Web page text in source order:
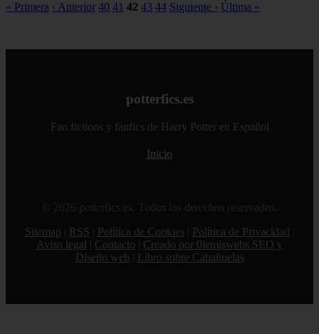
« Primera ‹ Anterior 40 41 42 43 44 Siguiente › Última »
potterfics.es
Fan fictions y fanfics de Harry Potter en Español
Inicio
© 2026 potterfics.es. Todos los derechos reservados.
Sitemap
RSS Política de Cookies Política de Privacidad
Aviso legal
Contacto
Creado por 0lemiswebs SEO y
Diseño web
Libro sobre Cabañuelas